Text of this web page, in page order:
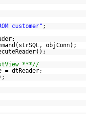
customer" ;
objConn);
***//
= dtReader;